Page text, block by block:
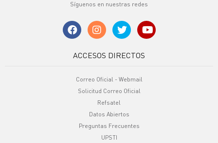
Síguenos en nuestras redes
ACCESOS DIRECTOS
Correo Oficial - Webmail
Solicitud Correo Oficial
Refsatel
Datos Abiertos
Preguntas Frecuentes
UPSTI